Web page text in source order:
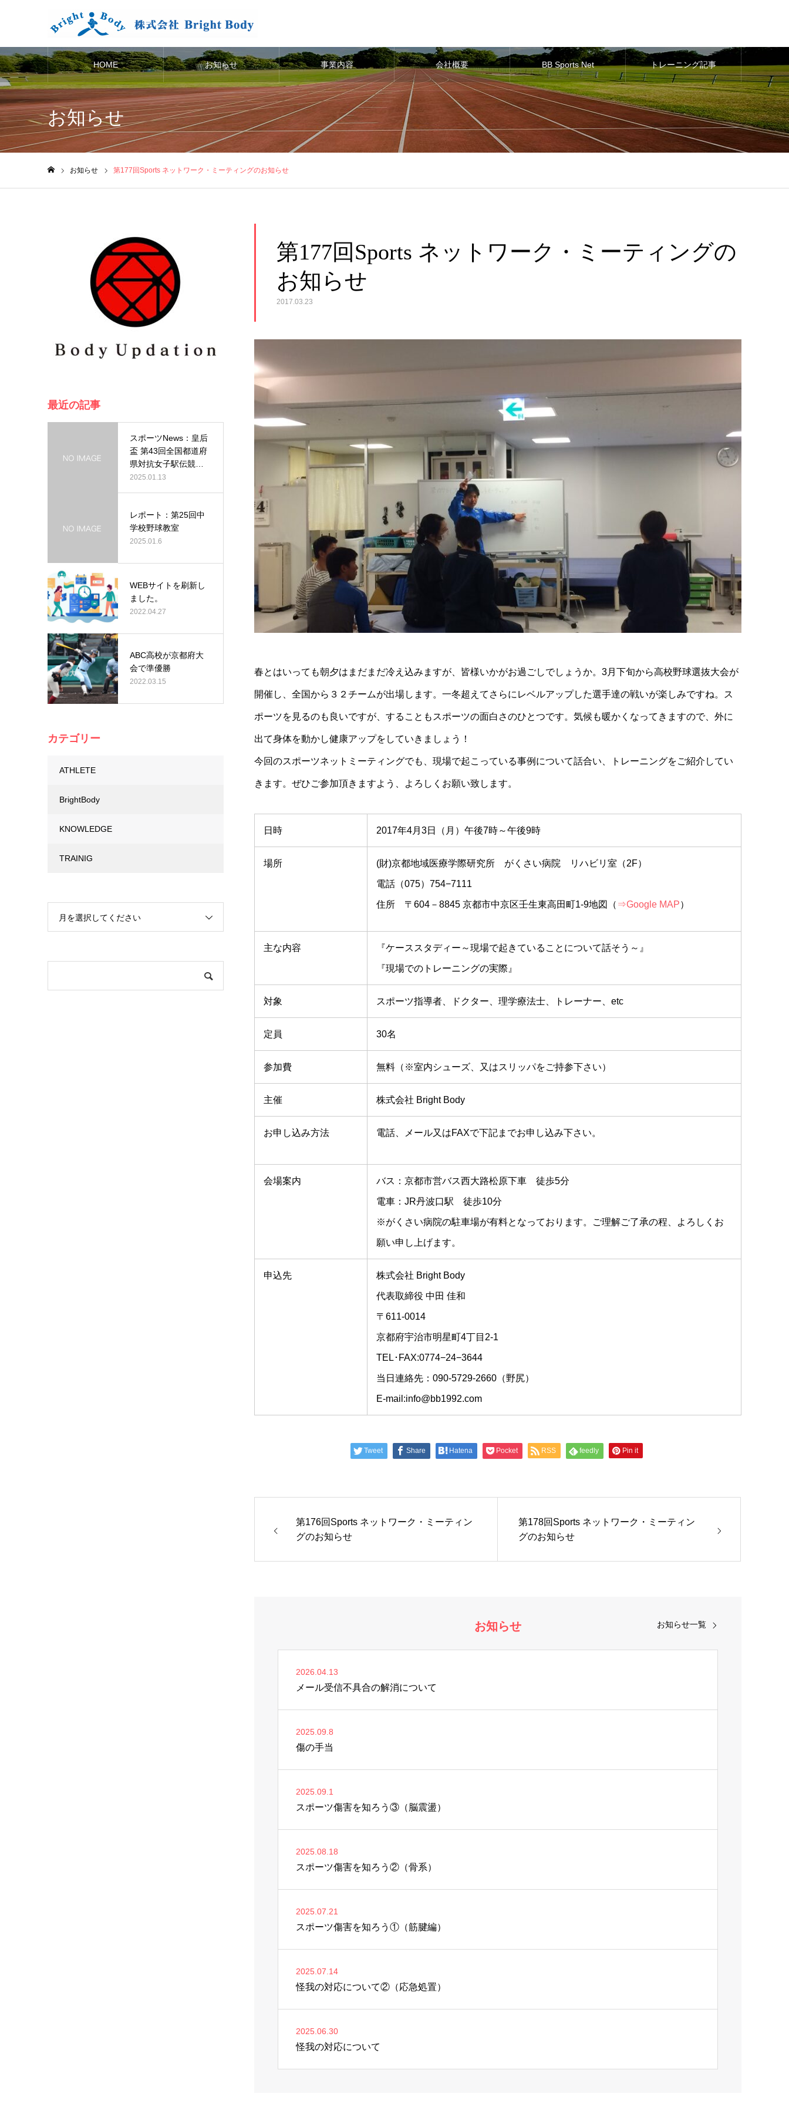
HOME お知らせ 事業内容 会社概要 BB Sports Net トレーニング記事
お知らせ
お知らせ 第177回Sports ネットワーク・ミーティングのお知らせ
第177回Sports ネットワーク・ミーティングの
お知らせ
2017.03.23
春とはいっても朝夕はまだまだ冷え込みますが、皆様いかがお過ごしでしょうか。3月下旬から高校野球選抜大会が
開催し、全国から３２チームが出場します。一冬超えてさらにレベルアップした選手達の戦いが楽しみですね。ス
ポーツを見るのも良いですが、することもスポーツの面白さのひとつです。気候も暖かくなってきますので、外に
出て身体を動かし健康アップをしていきましょう！
今回のスポーツネットミーティングでも、現場で起こっている事例について話合い、トレーニングをご紹介してい
きます。ぜひご参加頂きますよう、よろしくお願い致します。
日時 2017年4月3日（月）午後7時～午後9時
場所 (財)京都地域医療学際研究所 がくさい病院 リハビリ室（2F）
電話（075）754−7111
住所 〒604－8845 京都市中京区壬生東高田町1-9地図（ ⇒Google MAP）
主な内容 『ケーススタディー～現場で起きていることについて話そう～』
『現場でのトレーニングの実際』
対象 スポーツ指導者、ドクター、理学療法士、トレーナー、etc
定員 30名
参加費 無料（※室内シューズ、又はスリッパをご持参下さい）
主催 株式会社 Bright Body
お申し込み方法 電話、メール又はFAXで下記までお申し込み下さい。
会場案内 バス：京都市営バス西大路松原下車 徒歩5分
電車：JR丹波口駅 徒歩10分
※がくさい病院の駐車場が有料となっております。ご理解ご了承の程、よろしくお
願い申し上げます。
申込先 株式会社 Bright Body
代表取締役 中田 佳和
〒611-0014
京都府宇治市明星町4丁目2-1
TEL･FAX:0774−24−3644
当日連絡先：090-5729-2660（野尻）
E-mail:info@bb1992.com
Tweet Share Hatena Pocket RSS feedly Pin it
第176回Sports ネットワーク・ミーティン
グのお知らせ
第178回Sports ネットワーク・ミーティン
グのお知らせ
お知らせ
2026.04.13
メール受信不具合の解消について
2025.09.8
傷の手当
2025.09.1
スポーツ傷害を知ろう③（脳震盪）
2025.08.18
スポーツ傷害を知ろう②（骨系）
2025.07.21
スポーツ傷害を知ろう①（筋腱編）
2025.07.14
怪我の対応について②（応急処置）
2025.06.30
怪我の対応について
お知らせ一覧
最近の記事
スポーツNews：皇后
盃 第43回全国都道府
県対抗女子駅伝競走
大会…
2025.01.13
レポート：第25回中
学校野球教室
2025.01.6
WEBサイトを刷新し
ました。
2022.04.27
ABC高校が京都府大
会で準優勝
2022.03.15
カテゴリー
ATHLETE
BrightBody
KNOWLEDGE
TRAINIG
月を選択してください